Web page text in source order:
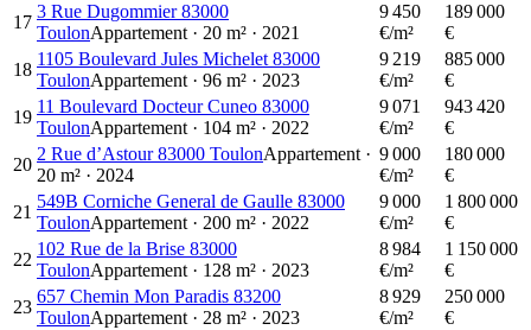
17
3 Rue Dugommier 83000
ToulonAppartement · 20 m² · 2021
9 450
€/m²
189 000
€
18
1105 Boulevard Jules Michelet 83000
ToulonAppartement · 96 m² · 2023
9 219
€/m²
885 000
€
19
11 Boulevard Docteur Cuneo 83000
ToulonAppartement · 104 m² · 2022
9 071
€/m²
943 420
€
20
2 Rue d’Astour 83000 ToulonAppartement ·
20 m² · 2024
9 000
€/m²
180 000
€
21
549B Corniche General de Gaulle 83000
ToulonAppartement · 200 m² · 2022
9 000
€/m²
1 800 000
€
22
102 Rue de la Brise 83000
ToulonAppartement · 128 m² · 2023
8 984
€/m²
1 150 000
€
23
657 Chemin Mon Paradis 83200
ToulonAppartement · 28 m² · 2023
8 929
€/m²
250 000
€